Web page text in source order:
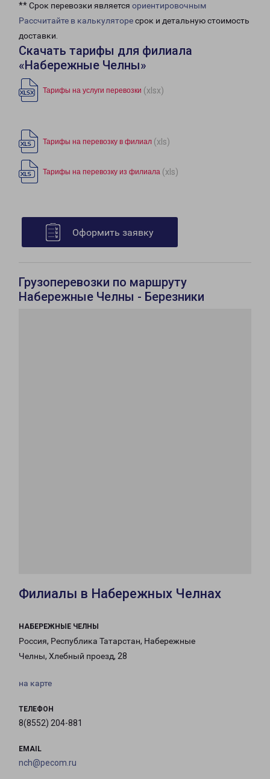
** Срок перевозки является ориентировочным
Рассчитайте в калькуляторесрок и детальную стоимость
доставки.
Скачать тарифы для филиала
«Набережные Челны»
Тарифы на услуги перевозки (xlsx)
Тарифы на перевозку в филиал (xls)
Тарифы на перевозку из филиала (xls)
Оформить заявку
Грузоперевозки по маршруту
Набережные Челны - Березники
Филиалы в Набережных Челнах
НАБЕРЕЖНЫЕ ЧЕЛНЫ
Россия, Республика Татарстан, Набережные
Челны, Хлебный проезд, 28
на карте
ТЕЛЕФОН
8(8552) 204-881
EMAIL
nch@pecom.ru